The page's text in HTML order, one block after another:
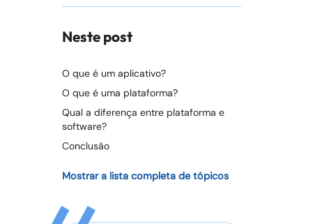
Neste post
O que é um aplicativo?
O que é uma plataforma?
Qual a diferença entre plataforma e
software?
Conclusão
Mostrar a lista completa de tópicos